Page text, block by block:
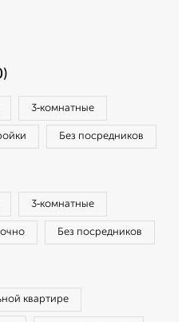
3‑комнатные
Без посредников
3‑комнатные
Без посредников
квартире